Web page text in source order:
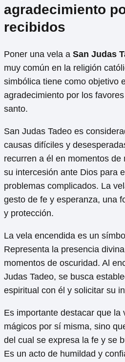
agradecimiento
recibidos
Poner una vela a San Judas
muy común en la religión
simbólica tiene como objetivo
agradecimiento por los
santo.
San Judas Tadeo es
causas difíciles y
recurren a él en momentos de
su intercesión ante Dios para
problemas complicados. La
gesto de fe y esperanza, una
y protección.
La vela encendida es un
Representa la presencia
momentos de oscuridad. Al
Judas Tadeo, se busca
espiritual con él y solicitar su
Es importante destacar que la
mágicos por sí misma, sino
del cual se expresa la fe y se
Es un acto de humildad y